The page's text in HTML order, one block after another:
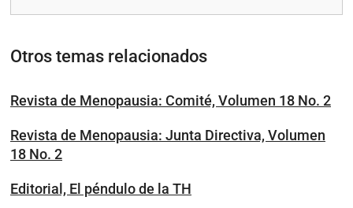
Otros temas relacionados
Revista de Menopausia: Comité, Volumen 18 No. 2
Revista de Menopausia: Junta Directiva, Volumen
18 No. 2
Editorial, El péndulo de la TH